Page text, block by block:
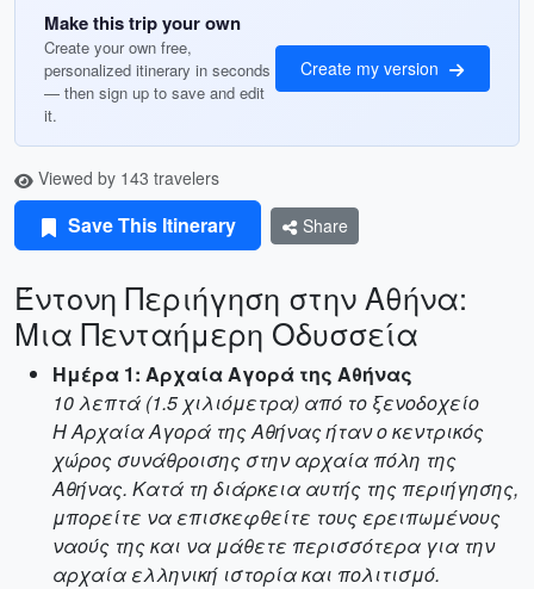
Make this trip your own
Create your own free,
personalized itinerary in seconds
— then sign up to save and edit
it.
Create my version
Viewed by 143 travelers
Save This Itinerary Share
Έντονη Περιήγηση στην Αθήνα:
Μια Πενταήμερη Οδυσσεία
Ημέρα 1: Αρχαία Αγορά της Αθήνας
10 λεπτά (1.5 χιλιόμετρα) από το ξενοδοχείο
Η Αρχαία Αγορά της Αθήνας ήταν ο κεντρικός
χώρος συνάθροισης στην αρχαία πόλη της
Αθήνας. Κατά τη διάρκεια αυτής της περιήγησης,
μπορείτε να επισκεφθείτε τους ερειπωμένους
ναούς της και να μάθετε περισσότερα για την
αρχαία ελληνική ιστορία και πολιτισμό.